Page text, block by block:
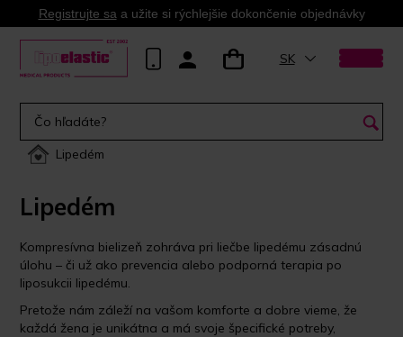
Registrujte sa a užite si rýchlejšie dokončenie objednávky
SK
Lipedém
Lipedém
Kompresívna bielizeň zohráva pri liečbe lipedému zásadnú
úlohu – či už ako prevencia alebo podporná terapia po
liposukcii lipedému.
Pretože nám záleží na vašom komforte a dobre vieme, že
každá žena je unikátna a má svoje špecifické potreby,